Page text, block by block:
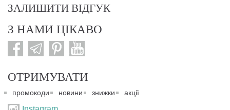
ЗАЛИШИТИ ВІДГУК
З НАМИ ЦІКАВО
ОТРИМУВАТИ
промокоди новини знижки акції